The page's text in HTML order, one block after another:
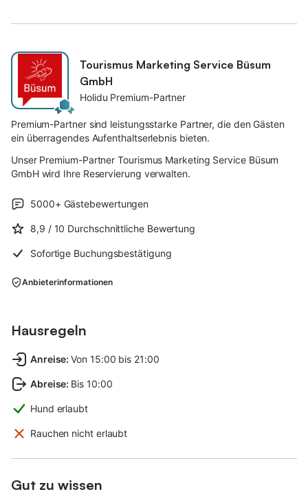
können. Auf Wunsch kann ein größerer Stellplatz in fußläufiger
Umgebung (ca. 400 m) genutzt werden. Zum Ein- und
Ausladen können die Tiefgarage und der Aufzug
selbstverständlich trotzdem genutzt werden.
Tourismus Marketing Service Büsum
GmbH
Holidu Premium-Partner
Premium-Partner sind leistungsstarke Partner, die den Gästen
ein überragendes Aufenthaltserlebnis bieten.
Unser Premium-Partner Tourismus Marketing Service Büsum
GmbH wird Ihre Reservierung verwalten.
5000+ Gästebewertungen
8,9 / 10 Durchschnittliche Bewertung
Sofortige Buchungsbestätigung
Anbieterinformationen
Hausregeln
Anreise: Von 15:00 bis 21:00
Abreise: Bis 10:00
Hund erlaubt
Rauchen nicht erlaubt
Gut zu wissen